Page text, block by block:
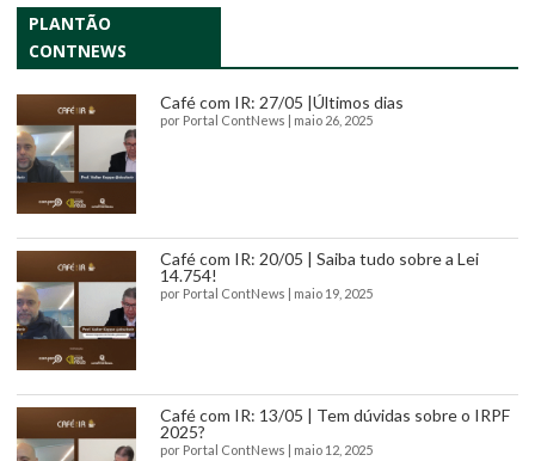
PLANTÃO
CONTNEWS
Café com IR: 27/05 |Últimos dias
por Portal ContNews | maio 26, 2025
Café com IR: 20/05 | Saiba tudo sobre a Lei
14.754!
por Portal ContNews | maio 19, 2025
Café com IR: 13/05 | Tem dúvidas sobre o IRPF
2025?
por Portal ContNews | maio 12, 2025